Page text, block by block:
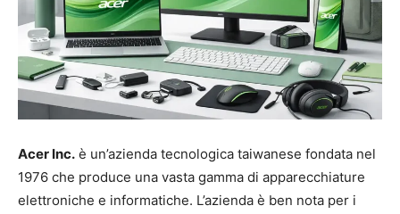
Acer Inc. è un’azienda tecnologica taiwanese fondata nel
1976 che produce una vasta gamma di apparecchiature
elettroniche e informatiche. L’azienda è ben nota per i